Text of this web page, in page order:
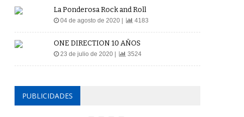
La Ponderosa Rock and Roll
04 de agosto de 2020 | 4183
ONE DIRECTION 10 AÑOS
23 de julio de 2020 | 3524
PUBLICIDADES